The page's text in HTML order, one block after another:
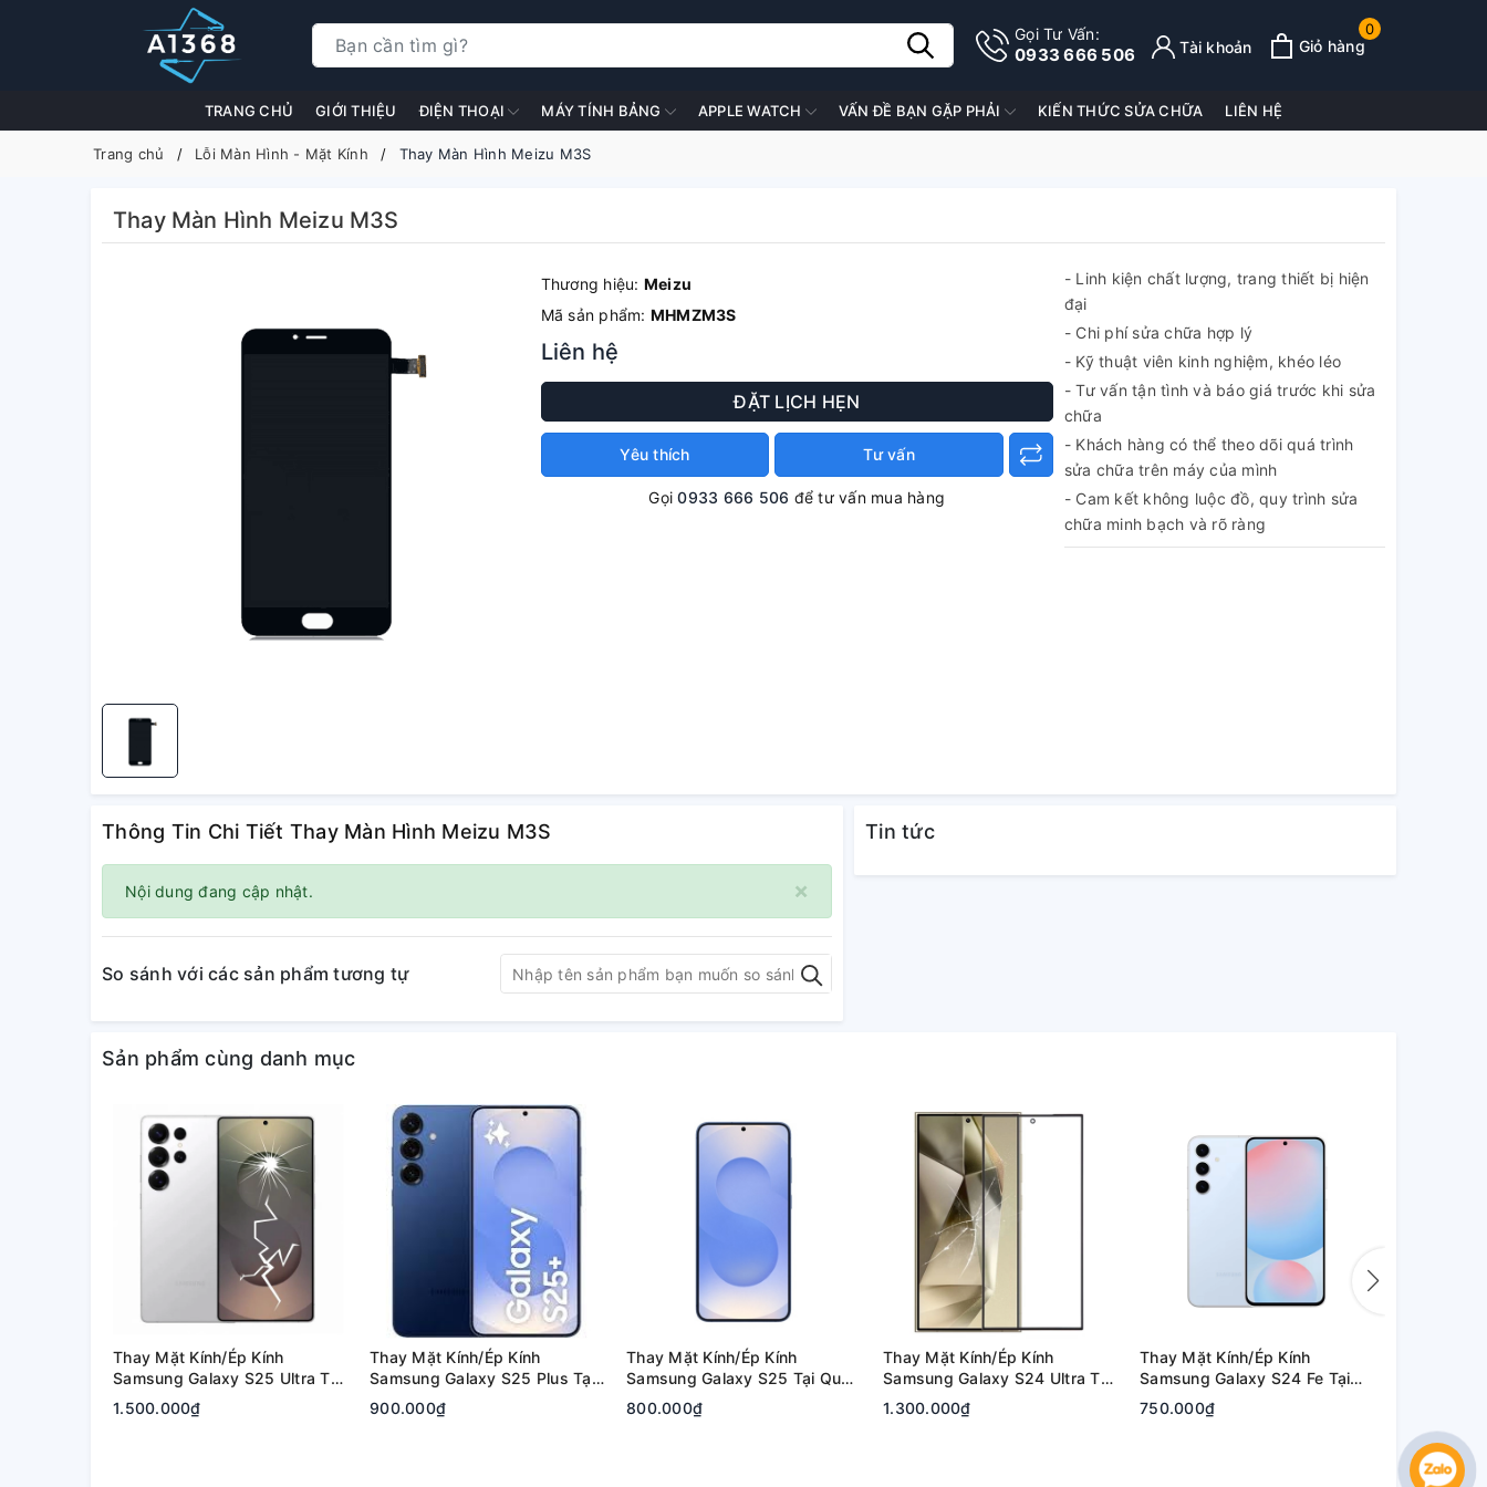
Gọi Tư Vấn:
0933 666 506 Tài khoản
0
Giỏ hàng
TRANG CHỦ GIỚI THIỆU ĐIỆN THOẠI MÁY TÍNH BẢNG APPLE WATCH VẤN ĐỀ BẠN GẶP PHẢI KIẾN THỨC SỬA CHỮA LIÊN HỆ
Trang chủ Lỗi Màn Hình - Mặt Kính Thay Màn Hình Meizu M3S
Thay Màn Hình Meizu M3S
Thương hiệu: Meizu
Mã sản phẩm: MHMZM3S
Liên hệ
ĐẶT LỊCH HẸN
Yêu thích Tư vấn
Gọi0933 666 506 để tư vấn mua hàng
- Linh kiện chất lượng, trang thiết bị hiện
đại
- Chi phí sửa chữa hợp lý
- Kỹ thuật viên kinh nghiệm, khéo léo
- Tư vấn tận tình và báo giá trước khi sửa
chữa
- Khách hàng có thể theo dõi quá trình
sửa chữa trên máy của mình
- Cam kết không luộc đồ, quy trình sửa
chữa minh bạch và rõ ràng
Thông Tin Chi Tiết Thay Màn Hình Meizu M3S
×
Nội dung đang cập nhật.
So sánh với các sản phẩm tương tự
Tin tức
Sản phẩm cùng danh mục
Thay Mặt Kính/Ép Kính
Samsung Galaxy S25 Ultra Tại
Quận 2, Tp. Thủ Đức | Bảo
Hành Rõ Ràng
1.500.000₫
Thay Mặt Kính/Ép Kính
Samsung Galaxy S25 Plus Tại
Quận 2, Tp. Thủ Đức | Bảo
Hành Rõ Ràng
900.000₫
Thay Mặt Kính/Ép Kính
Samsung Galaxy S25 Tại Quận
2, Tp. Thủ Đức | Bảo Hành Rõ
Ràng
800.000₫
Thay Mặt Kính/Ép Kính
Samsung Galaxy S24 Ultra Tại
Quận 2, Tp. Thủ Đức | Bảo
Hành Rõ Ràng
1.300.000₫
Thay Mặt Kính/Ép Kính
Samsung Galaxy S24 Fe Tại
Quận 2, Tp. Thủ Đức | Bảo
Hành Rõ Ràng
750.000₫